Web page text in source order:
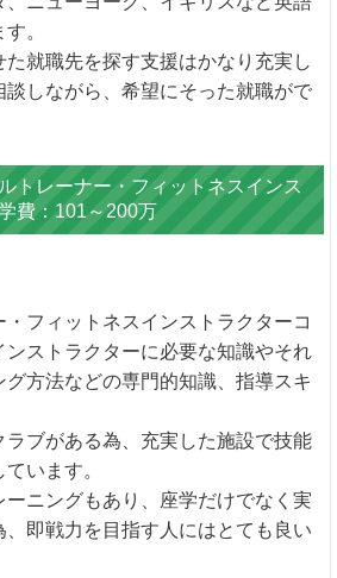
。
就職先を探す支援はかなり充実し
談しながら、希望にそった就職がで
トレーナー・フィットネスインス
費：101～200万
フィットネスインストラクターコ
ンストラクターに必要な知識やそれ
グ方法などの専門的知識、指導スキ
ブがある為、充実した施設で技能
います。
ーニングもあり、座学だけでなく実
即戦力を目指す人にはとても良い